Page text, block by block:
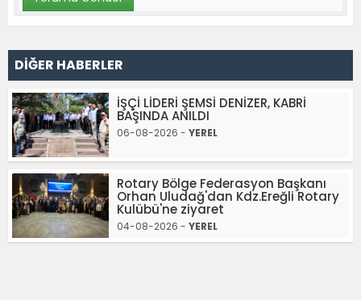
DİĞER HABERLER
İŞÇİ LİDERİ ŞEMSİ DENİZER, KABRİ
BAŞINDA ANILDI
06-08-2026 - YEREL
Rotary Bölge Federasyon Başkanı
Orhan Uludağ'dan Kdz.Ereğli Rotary
Kulübü'ne ziyaret
04-08-2026 - YEREL